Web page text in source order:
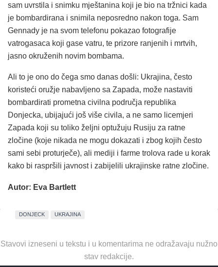
sam uvrstila i snimku mještanina koji je bio na tržnici kada
je bombardirana i snimila neposredno nakon toga. Sam
Gennady je na svom telefonu pokazao fotografije
vatrogasaca koji gase vatru, te prizore ranjenih i mrtvih,
jasno okruženih novim bombama.
Ali to je ono do čega smo danas došli: Ukrajina, često
koristeći oružje nabavljeno sa Zapada, može nastaviti
bombardirati prometna civilna područja republika
Donjecka, ubijajući još više civila, a ne samo licemjeri
Zapada koji su toliko željni optužuju Rusiju za ratne
zločine (koje nikada ne mogu dokazati i zbog kojih često
sami sebi proturječe), ali mediji i farme trolova rade u korak
kako bi raspršili javnost i zabijelili ukrajinske ratne zločine.
Autor: Eva Bartlett
DONJECK UKRAJINA
Stavovi izneseni u tekstu i u komentarima ne odražavaju nužno
stav redakcije.